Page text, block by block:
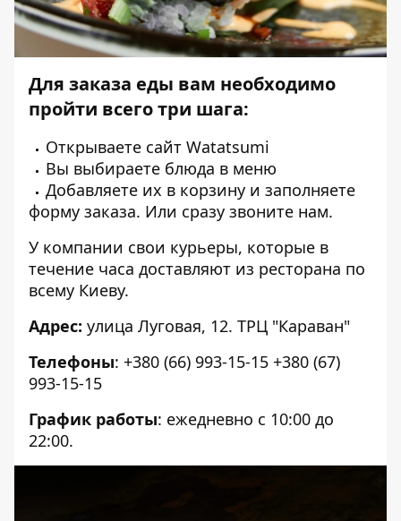
Для заказа еды вам необходимо
пройти всего три шага:
Открываете сайт Watatsumi
Вы выбираете блюда в меню
Добавляете их в корзину и заполняете
форму заказа. Или сразу звоните нам.
У компании свои курьеры, которые в
течение часа доставляют из ресторана по
всему Киеву.
Адрес: улица Луговая, 12. ТРЦ "Караван"
Телефоны: +380 (66) 993-15-15 +380 (67)
993-15-15
График работы: ежедневно с 10:00 до
22:00.